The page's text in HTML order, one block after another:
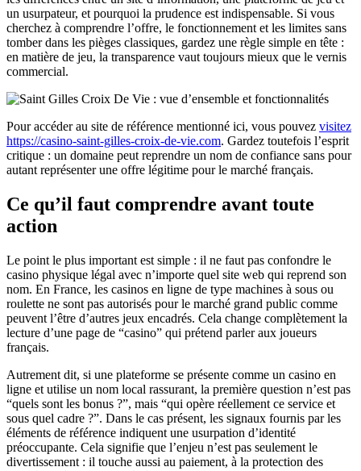
un usurpateur, et pourquoi la prudence est indispensable. Si vous
cherchez à comprendre l’offre, le fonctionnement et les limites sans
tomber dans les pièges classiques, gardez une règle simple en tête :
en matière de jeu, la transparence vaut toujours mieux que le vernis
commercial.
Pour accéder au site de référence mentionné ici, vous pouvez visitez
https://casino-saint-gilles-croix-de-vie.com. Gardez toutefois l’esprit
critique : un domaine peut reprendre un nom de confiance sans pour
autant représenter une offre légitime pour le marché français.
Ce qu’il faut comprendre avant toute
action
Le point le plus important est simple : il ne faut pas confondre le
casino physique légal avec n’importe quel site web qui reprend son
nom. En France, les casinos en ligne de type machines à sous ou
roulette ne sont pas autorisés pour le marché grand public comme
peuvent l’être d’autres jeux encadrés. Cela change complètement la
lecture d’une page de “casino” qui prétend parler aux joueurs
français.
Autrement dit, si une plateforme se présente comme un casino en
ligne et utilise un nom local rassurant, la première question n’est pas
“quels sont les bonus ?”, mais “qui opère réellement ce service et
sous quel cadre ?”. Dans le cas présent, les signaux fournis par les
éléments de référence indiquent une usurpation d’identité
préoccupante. Cela signifie que l’enjeu n’est pas seulement le
divertissement : il touche aussi au paiement, à la protection des